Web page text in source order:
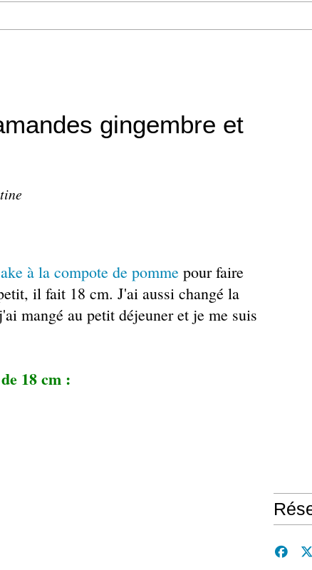
gingembre et
à la compote de pomme pour faire
il fait 18 cm. J'ai aussi changé la
mangé au petit déjeuner et je me suis
18 cm :